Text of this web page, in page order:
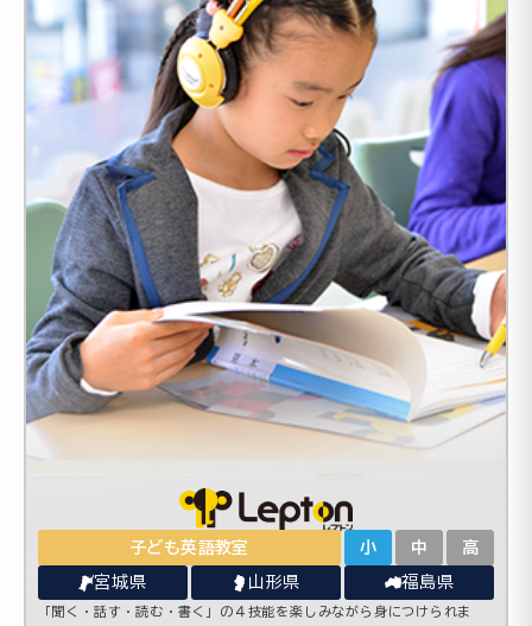
子ども英語教室 小 中 高
宮城県 山形県 福島県
「聞く・話す・読む・書く」の４技能を楽しみながら身につけられま